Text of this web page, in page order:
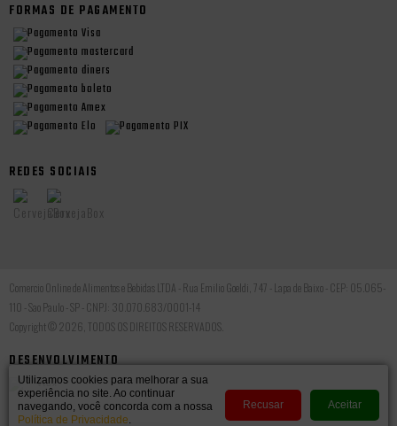
FORMAS DE PAGAMENTO
REDES SOCIAIS
Comercio Online de Alimentos e Bebidas LTDA - Rua Emilio Goeldi, 747 - Lapa de Baixo - CEP: 05.065-
110 - Sao Paulo - SP - CNPJ: 30.070.683/0001-14
Copyright © 2026, TODOS OS DIREITOS RESERVADOS.
DESENVOLVIMENTO
Utilizamos cookies para melhorar a sua
experiência no site. Ao continuar
navegando, você concorda com a nossa
Política de Privacidade.
Recusar Aceitar